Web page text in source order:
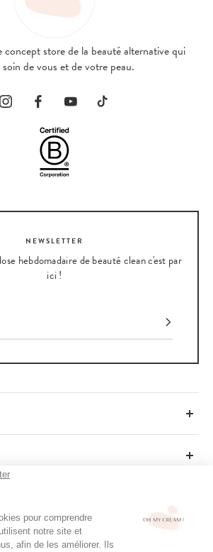
pour comprendre
notre site et
afin de les améliorer. Ils
store de la beauté alternative qui
de vous et de votre peau.
NEWSLETTER
hebdomadaire de beauté clean c'est par
ici !